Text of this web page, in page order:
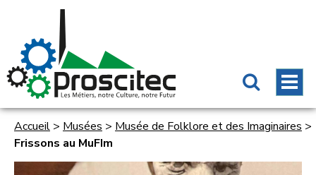
Accueil > Musées > Musée de Folklore et des Imaginaires >
Frissons au MuFIm